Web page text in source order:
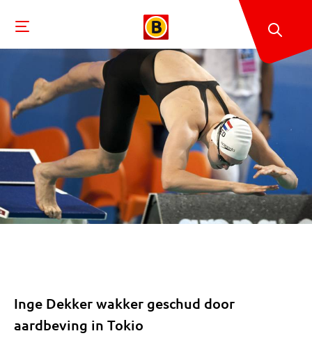
Inge Dekker wakker geschud door
aardbeving in Tokio